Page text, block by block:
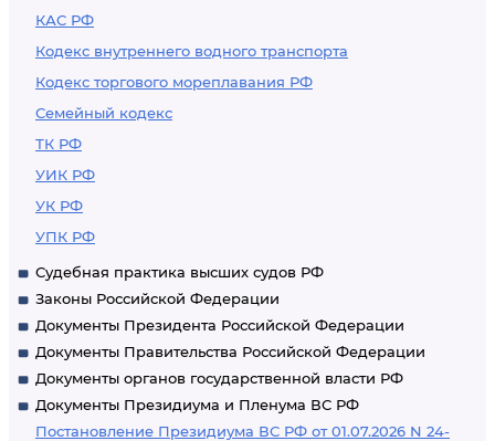
КАС РФ
Кодекс внутреннего водного транспорта
Кодекс торгового мореплавания РФ
Семейный кодекс
ТК РФ
УИК РФ
УК РФ
УПК РФ
Судебная практика высших судов РФ
Законы Российской Федерации
Документы Президента Российской Федерации
Документы Правительства Российской Федерации
Документы органов государственной власти РФ
Документы Президиума и Пленума ВС РФ
Постановление Президиума ВС РФ от 01.07.2026 N 24-